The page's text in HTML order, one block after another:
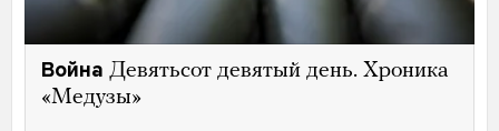
Война Девятьсот девятый день. Хроника
«Медузы»